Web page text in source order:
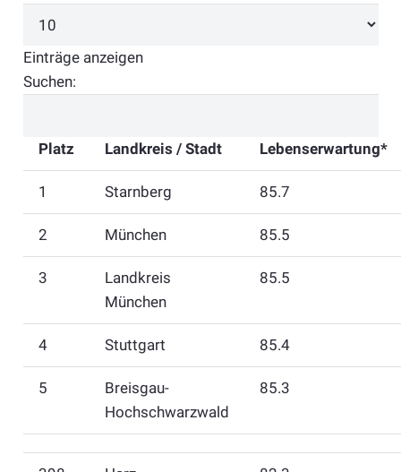
Einträge anzeigen
Suchen:
Platz Landkreis / Stadt Lebenserwartung*
1 Starnberg 85.7
2 München 85.5
3
Landkreis
München
85.5
4 Stuttgart 85.4
5
Breisgau-
Hochschwarzwald
85.3